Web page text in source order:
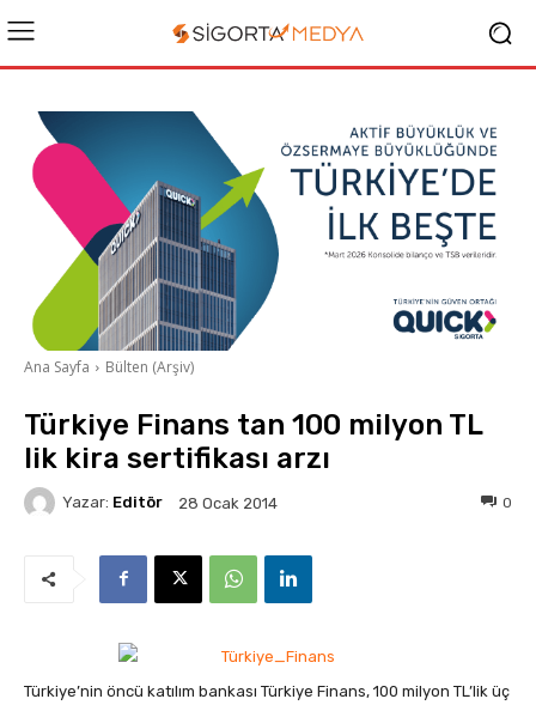
Ana Sayfa Bülten (Arşiv)
Türkiye Finans tan 100 milyon TL
lik kira sertifikası arzı
Yazar: Editör 28 Ocak 2014 0
Türkiye’nin öncü katılım bankası Türkiye Finans, 100 milyon TL’lik üç